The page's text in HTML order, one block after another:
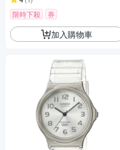
限時下殺 券
加入購物車